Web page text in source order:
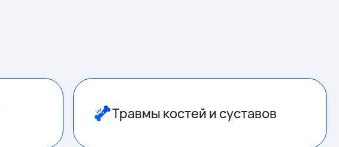
Травмы костей и суставов